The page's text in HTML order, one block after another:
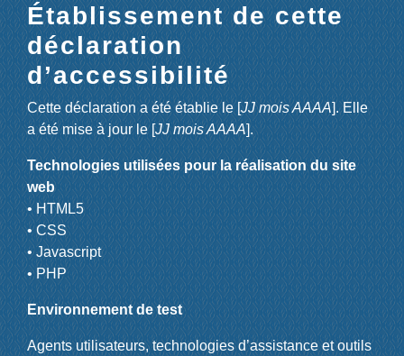
Établissement de cette
déclaration
d’accessibilité
Cette déclaration a été établie le [JJ mois AAAA]. Elle
a été mise à jour le [JJ mois AAAA].
Technologies utilisées pour la réalisation du site
web
• HTML5
• CSS
• Javascript
• PHP
Environnement de test
Agents utilisateurs, technologies d’assistance et outils